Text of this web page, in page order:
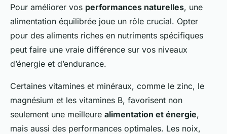
Pour améliorer vos performances naturelles, une
alimentation équilibrée joue un rôle crucial. Opter
pour des aliments riches en nutriments spécifiques
peut faire une vraie différence sur vos niveaux
d’énergie et d’endurance.
Certaines vitamines et minéraux, comme le zinc, le
magnésium et les vitamines B, favorisent non
seulement une meilleure alimentation et énergie,
mais aussi des performances optimales. Les noix,